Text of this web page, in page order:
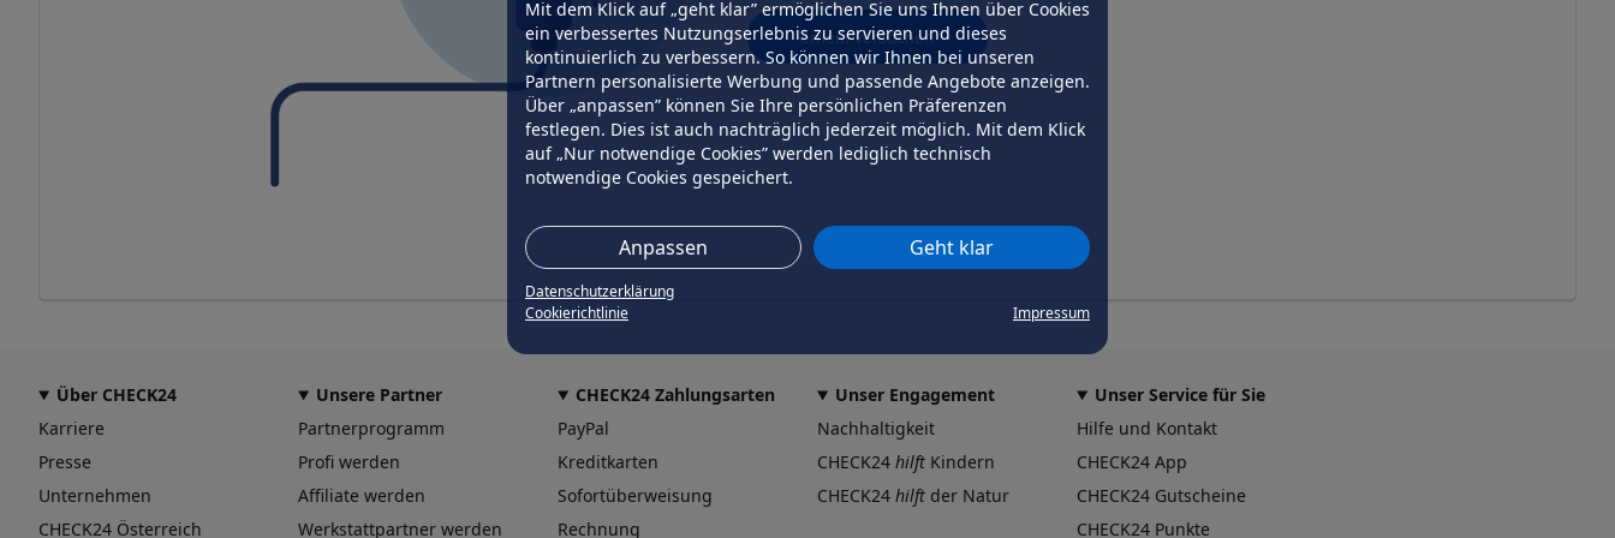
Mit dem Klick auf „geht klar” ermöglichen Sie uns Ihnen über Cookies
ein verbessertes Nutzungserlebnis zu servieren und dieses
kontinuierlich zu verbessern. So können wir Ihnen bei unseren
Partnern personalisierte Werbung und passende Angebote anzeigen.
Über „anpassen” können Sie Ihre persönlichen Präferenzen
festlegen. Dies ist auch nachträglich jederzeit möglich. Mit dem Klick
auf „Nur notwendige Cookies” werden lediglich technisch
notwendige Cookies gespeichert.
Anpassen Geht klar
Datenschutzerklärung
Cookierichtlinie
Impressum
erneut versuchen
Über CHECK24
Karriere
Presse
Unternehmen
CHECK24 Österreich
Unsere Partner
Partnerprogramm
Profi werden
Affiliate werden
Werkstattpartner werden
CHECK24 Zahlungsarten
PayPal
Kreditkarten
Sofortüberweisung
Rechnung
Unser Engagement
Nachhaltigkeit
CHECK24 hilft Kindern
CHECK24 hilft der Natur
Unser Service für Sie
Hilfe und Kontakt
CHECK24 App
CHECK24 Gutscheine
CHECK24 Punkte